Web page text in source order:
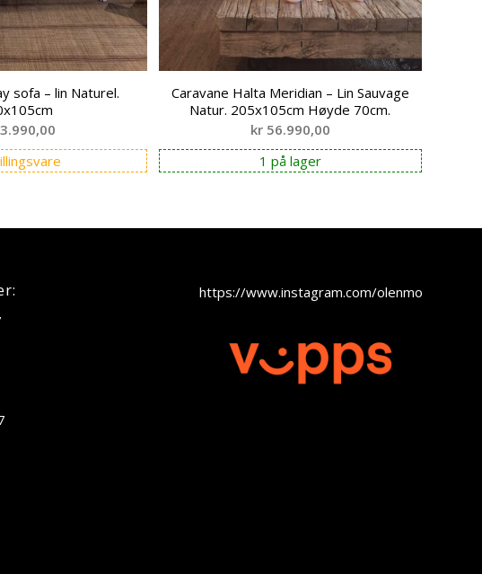
sofa – lin Naturel.
Caravane Halta Meridian – Lin Sauvage
Natur. 205x105cm Høyde 70cm.
kr56.990,00
1 på lager
https://www.instagram.com/olenmobel